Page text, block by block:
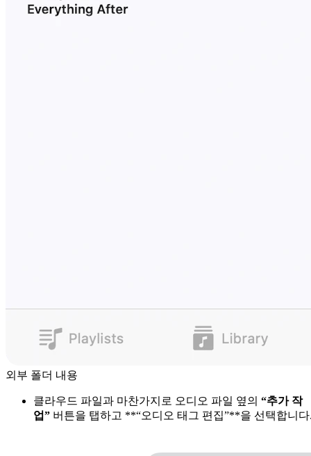
외부 폴더 내용
클라우드 파일과 마찬가지로 오디오 파일 옆의 “추가 작
업” 버튼을 탭하고 **“오디오 태그 편집”**을 선택합니